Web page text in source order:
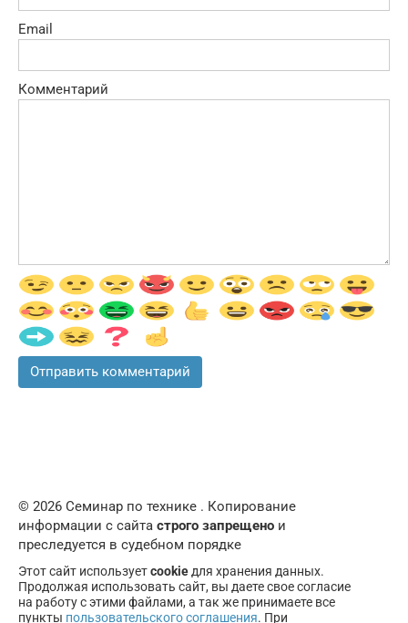
Email
Комментарий
© 2026 Семинар по технике . Копирование
информации с сайта строго запрещено и
преследуется в судебном порядке
Этот сайт используетcookie для хранения данных.
Продолжая использовать сайт, вы даете свое согласие
на работу с этими файлами, а так же принимаете все
пункты пользовательского соглашения. При